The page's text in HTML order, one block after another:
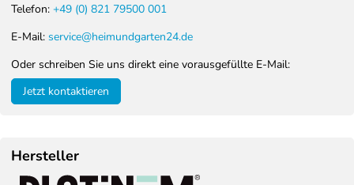
Telefon: +49 (0) 821 79500 001
E-Mail: service@heimundgarten24.de
Oder schreiben Sie uns direkt eine vorausgefüllte E-Mail:
Jetzt kontaktieren
Hersteller